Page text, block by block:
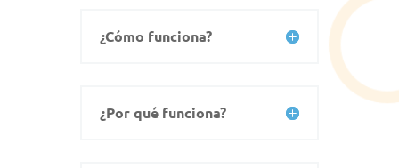
¿Cómo funciona?
¿Por qué funciona?